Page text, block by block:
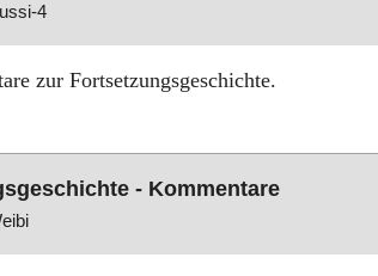
4
zur Fortsetzungsgeschichte.
- Kommentare